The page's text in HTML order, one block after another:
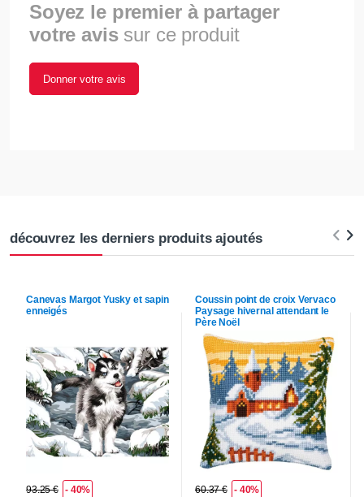
Soyez le premier à partager
votre avis sur ce produit
Donner votre avis
découvrez les derniers produits ajoutés
Canevas Margot Yusky et sapin
enneigés
93.25 € - 40%
Coussin point de croix Vervaco
Paysage hivernal attendant le
Père Noël
60.37 € - 40%